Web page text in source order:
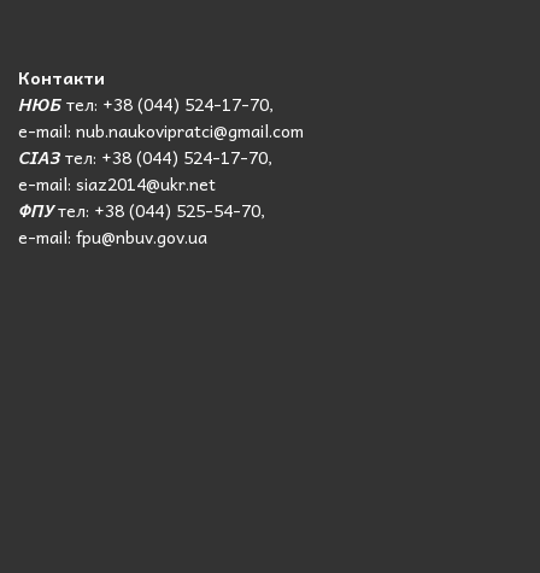
Контакти
НЮБтел: +38 (044) 524-17-70,
e-mail: nub.naukovipratci@gmail.com
СІАЗтел: +38 (044) 524-17-70,
e-mail: siaz2014@ukr.net
ФПУтел: +38 (044) 525-54-70,
e-mail: fpu@nbuv.gov.ua